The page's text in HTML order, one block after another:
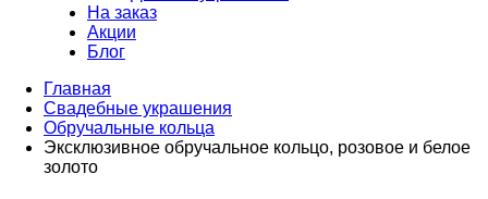
На заказ
Акции
Блог
Главная
Свадебные украшения
Обручальные кольца
Эксклюзивное обручальное кольцо, розовое и белое
золото